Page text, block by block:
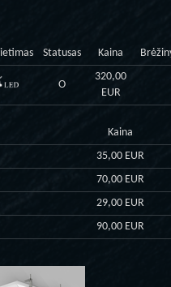
Statusas Kaina
O
320,00
EUR
Kaina
35,00 EUR
70,00 EUR
29,00 EUR
90,00 EUR